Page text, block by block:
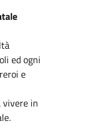
ed ogni
e
vivere in